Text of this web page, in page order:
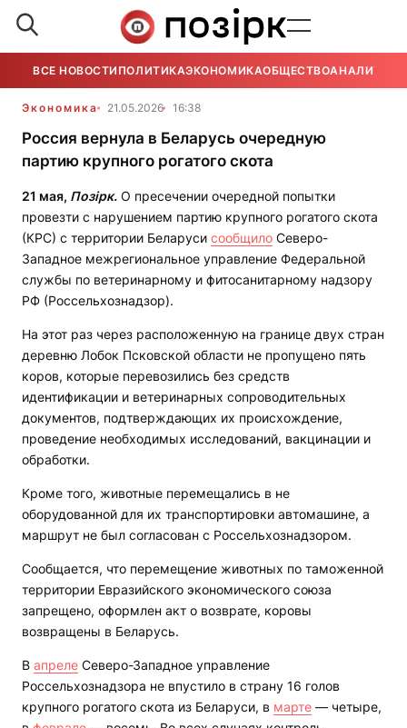
ВСЕ НОВОСТИ ПОЛИТИКАЭКОНОМИКАОБЩЕСТВОАНАЛИТИКА
Экономика 21.05.2026 16:38
Россия вернула в Беларусь очередную
партию крупного рогатого скота
21 мая, Позірк. О пресечении очередной попытки
провезти с нарушением партию крупного рогатого скота
(КРС) с территории Беларуси сообщило Северо-
Западное межрегиональное управление Федеральной
службы по ветеринарному и фитосанитарному надзору
РФ (Россельхознадзор).
На этот раз через расположенную на границе двух стран
деревню Лобок Псковской области не пропущено пять
коров, которые перевозились без средств
идентификации и ветеринарных сопроводительных
документов, подтверждающих их происхождение,
проведение необходимых исследований, вакцинации и
обработки.
Кроме того, животные перемещались в не
оборудованной для их транспортировки автомашине, а
маршрут не был согласован с Россельхознадзором.
Сообщается, что перемещение животных по таможенной
территории Евразийского экономического союза
запрещено, оформлен акт о возврате, коровы
возвращены в Беларусь.
В апреле Северо-Западное управление
Россельхознадзора не впустило в страну 16 голов
крупного рогатого скота из Беларуси, в марте — четыре,